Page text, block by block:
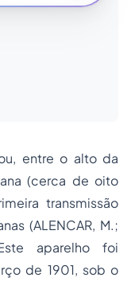
entre o alto da
(cerca de oito
transmissão
(ALENCAR, M.;
aparelho foi
de 1901, sob o